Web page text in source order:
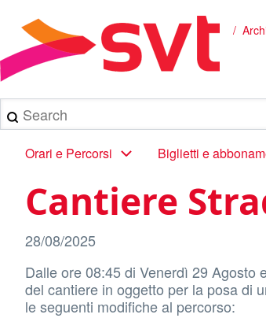
contenuto
principale
Briciole
di
pane
Search
Main
navigation
Orari e Percorsi Biglietti e
Cantiere
28/08/2025
Dalle ore 08:45 di Venerdì 29 Agosto
del cantiere in oggetto per la posa di
le seguenti modifiche al percorso: